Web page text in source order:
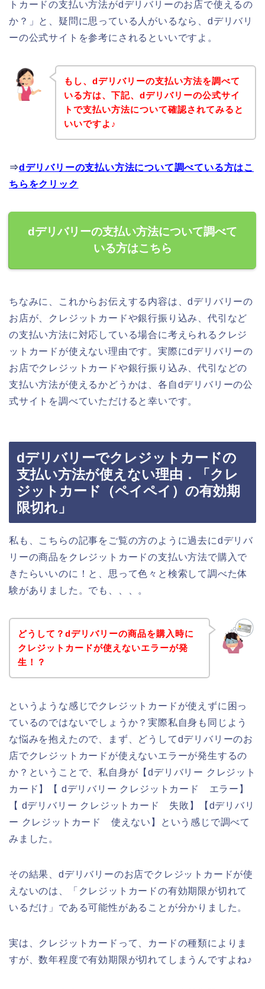
トカードの支払い方法がdデリバリーのお店で使えるの
か？」と、疑問に思っている人がいるなら、dデリバリ
ーの公式サイトを参考にされるといいですよ。
もし、dデリバリーの支払い方法を調べて
いる方は、下記、dデリバリーの公式サイ
トで支払い方法について確認されてみると
いいですよ♪
⇒dデリバリーの支払い方法について調べている方はこ
ちらをクリック
dデリバリーの支払い方法について調べて
いる方はこちら
ちなみに、これからお伝えする内容は、dデリバリーの
お店が、クレジットカードや銀行振り込み、代引など
の支払い方法に対応している場合に考えられるクレジ
ットカードが使えない理由です。実際にdデリバリーの
お店でクレジットカードや銀行振り込み、代引などの
支払い方法が使えるかどうかは、各自dデリバリーの公
式サイトを調べていただけると幸いです。
dデリバリーでクレジットカードの
支払い方法が使えない理由．「クレ
ジットカード（ペイペイ）の有効期
限切れ」
私も、こちらの記事をご覧の方のように過去にdデリバ
リーの商品をクレジットカードの支払い方法で購入で
きたらいいのに！と、思って色々と検索して調べた体
験がありました。でも、、、。
どうして？dデリバリーの商品を購入時に
クレジットカードが使えないエラーが発
生！？
というような感じでクレジットカードが使えずに困っ
ているのではないでしょうか？実際私自身も同じよう
な悩みを抱えたので、まず、どうしてdデリバリーのお
店でクレジットカードが使えないエラーが発生するの
か？ということで、私自身が【dデリバリー クレジット
カード】【 dデリバリー クレジットカード エラー】
【 dデリバリー クレジットカード 失敗】【dデリバリ
ー クレジットカード 使えない】という感じで調べて
みました。
その結果、dデリバリーのお店でクレジットカードが使
えないのは、「クレジットカードの有効期限が切れて
いるだけ」である可能性があることが分かりました。
実は、クレジットカードって、カードの種類によりま
すが、数年程度で有効期限が切れてしまうんですよね♪